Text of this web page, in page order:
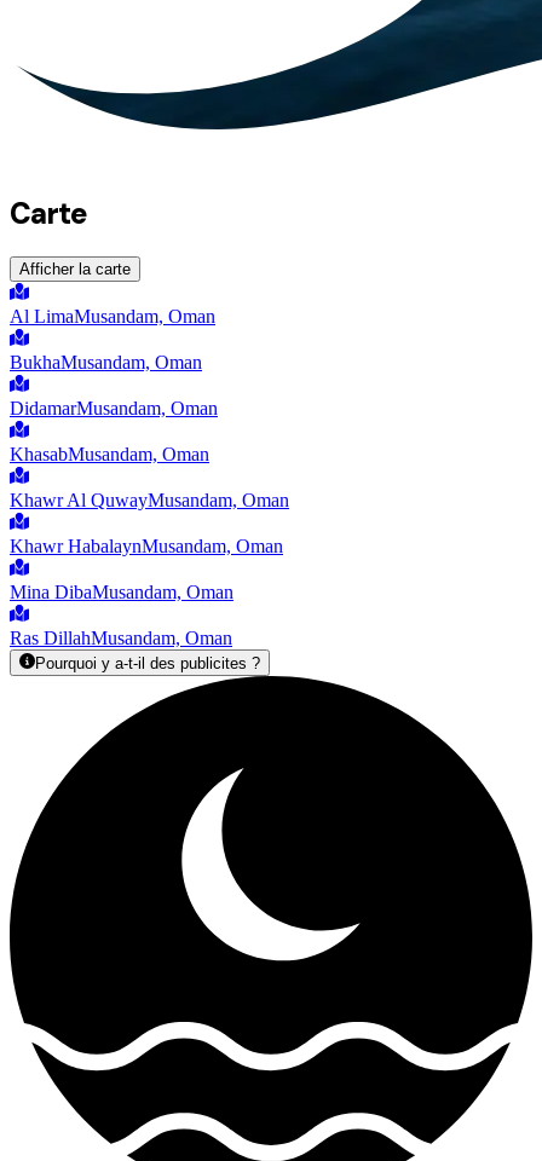
Carte
Afficher la carte
Al LimaMusandam, Oman
BukhaMusandam, Oman
DidamarMusandam, Oman
KhasabMusandam, Oman
Khawr Al QuwayMusandam, Oman
Khawr HabalaynMusandam, Oman
Mina DibaMusandam, Oman
Ras DillahMusandam, Oman
Pourquoi y a-t-il des publicites ?